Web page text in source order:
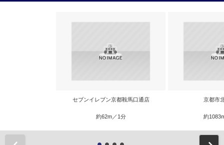
セブンイレブン京都鞍馬口通店
約62m／1分
京都市
約